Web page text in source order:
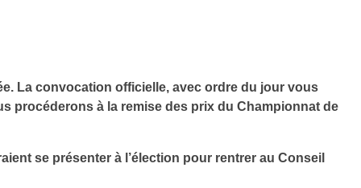
La convocation officielle, avec ordre du jour vous
procéderons à la remise des prix du Championnat de
se présenter à l’élection pour rentrer au Conseil